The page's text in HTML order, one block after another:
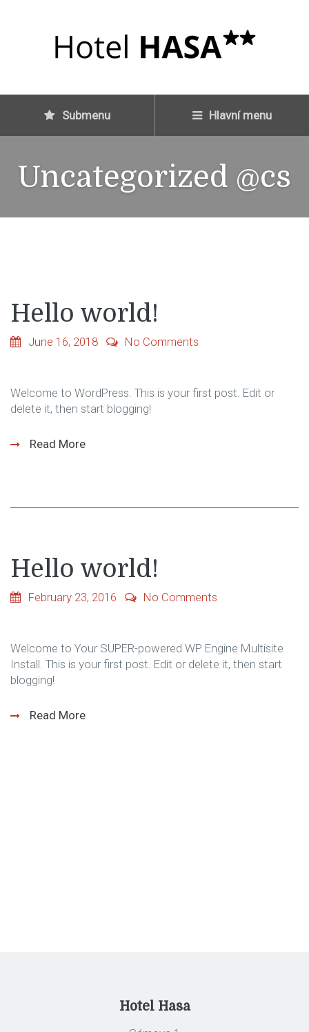
Submenu Hlavní menu
Uncategorized @cs
Hello world!
June 16, 2018 No Comments
Welcome to WordPress. This is your first post. Edit or
delete it, then start blogging!
Read More
Hello world!
February 23, 2016 No Comments
Welcome to Your SUPER-powered WP Engine Multisite
Install. This is your first post. Edit or delete it, then start
blogging!
Read More
Hotel Hasa